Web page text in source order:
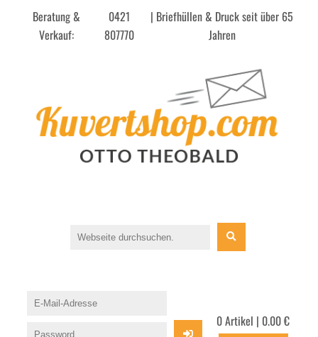
Beratung &
Verkauf:
0421
807770
| Briefhüllen & Druck seit über 65
Jahren
0 Artikel | 0.00 €